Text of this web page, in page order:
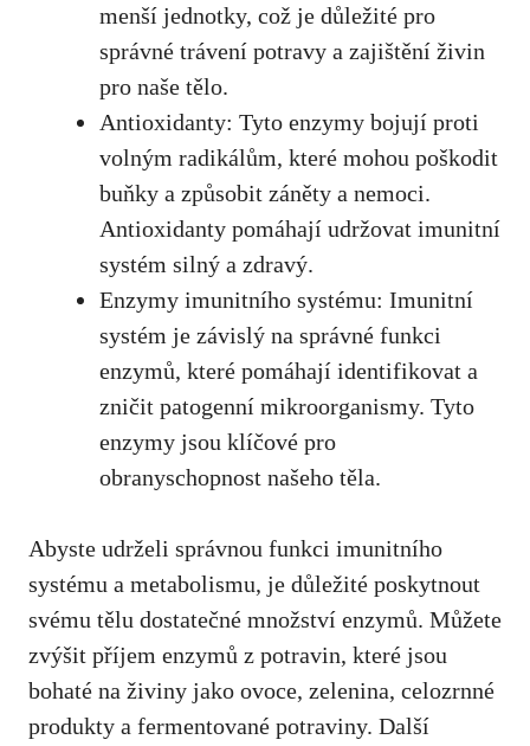
menší jednotky, což je důležité pro
správné trávení potravy a zajištění živin
pro naše tělo.
Antioxidanty: Tyto enzymy bojují proti
volným radikálům, které mohou poškodit
buňky a způsobit záněty a nemoci.
Antioxidanty pomáhají udržovat imunitní
systém silný a zdravý.
Enzymy imunitního systému: Imunitní
systém je závislý na správné funkci
enzymů, které pomáhají identifikovat a
zničit patogenní mikroorganismy. Tyto
enzymy jsou klíčové pro
obranyschopnost našeho těla.
Abyste udrželi správnou funkci imunitního
systému a metabolismu, je důležité poskytnout
svému tělu dostatečné množství enzymů. Můžete
zvýšit příjem enzymů z potravin, které jsou
bohaté na živiny jako ovoce, zelenina, celozrnné
produkty a fermentované potraviny. Další